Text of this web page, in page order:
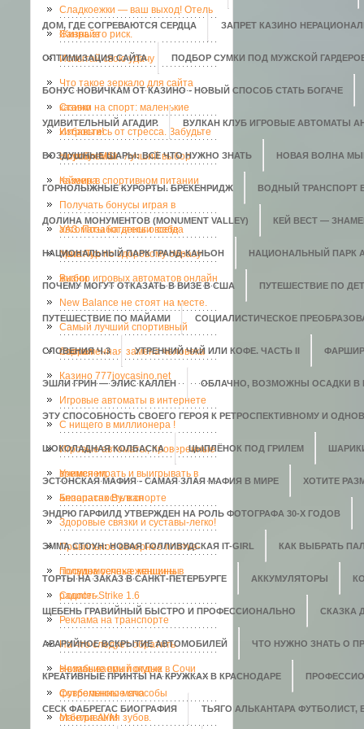
ДОМ, ГДЕ СОГРЕВАЮТСЯ СЕРДЦА ЗАПРЕТ КАЗИНО
ОПТИМИЗАЦИЯ САЙТА ПОДБОР СУМКИ ПОД МУЖСКОЙ
БОНУС НОВИЧКАМ ОТ КАЗИНО - НОВЫЙ СПОСОБ СТАТЬ БОГАЧЕ
УДИВИТЕЛЬНЫЙ АГАДИР. ВУЛКАН КЛУБ ИГРОВЫЕ АВТОМАТЫ
ВОЗДУШНЫЕ ШАРЫ: ВСЕ ЧТО НУЖНО ЗНАТЬ НОВАЯ ВОЛНА
ГОРНОЛЫЖНЫЕ КУРОРТЫ. БРЕКЕНРИДЖ ВОДНЫЙ ТРАНСПОРТ
ДОЛИНА МОНУМЕНТОВ (MONUMENT VALLEY) КЕЙ ВЕСТ —
НАЦИОНАЛЬНЫЙ ПАРК ГРАНД-КАНЬОН НАЦИОНАЛЬНЫЙ ПАРК
ПОЧЕМУ МОГУТ ОТКАЗАТЬ В ВИЗЕ В США ПУТЕШЕСТВИЕ ПО
ПУТЕШЕСТВИЕ ПО МАЙАМИ СОЦИАЛИСТИЧЕСКОЕ
СЛОВЕНИЯ Ч.3 УТРЕННИЙ ЧАЙ ИЛИ КОФЕ. ЧАСТЬ II
ЭШЛИ ГРИН — ЭЛИС КАЛЛЕН ОБЛАЧНО, ВОЗМОЖНЫ ОСАДКИ В
ЭТУ СПОСОБНОСТЬ СВОЕГО ГЕРОЯ К РЕТРОСПЕКТИВНОМУ И
ШОКОЛАДНАЯ КОЛБАСКА ЦЫПЛЁНОК ПОД ГРИЛЕМ
ЭСТОНСКАЯ МАФИЯ - САМАЯ ЗЛАЯ МАФИЯ В МИРЕ ХОТИТЕ
ЭНДРЮ ГАРФИЛД УТВЕРЖДЕН НА РОЛЬ ФОТОГРАФА 30-Х ГОДОВ
ЭММА СТОУН: НОВАЯ ГОЛЛИВУДСКАЯ IT-GIRL КАК ВЫБРАТЬ
ТОРТЫ НА ЗАКАЗ В САНКТ-ПЕТЕРБУРГЕ АККУМУЛЯТОРЫ
ЩЕБЕНЬ ГРАВИЙНЫЙ БЫСТРО И ПРОФЕССИОНАЛЬНО СКАЗКА
АВАРИЙНОЕ ВСКРЫТИЕ АВТОМОБИЛЕЙ ЧТО НУЖНО ЗНАТЬ О
КРЕАТИВНЫЕ ПРИНТЫ НА КРУЖКАХ В КРАСНОДАРЕ
СЕСК ФАБРЕГАС БИОГРАФИЯ ТЬЯГО АЛЬКАНТАРА ФУТБОЛИСТ,
Сладкоежки — ваш выход! Отель
Санрайз
Жизнь это риск.
Испытай свою удачу
Что такое зеркало для сайта
казино
Ставки на спорт: маленькие
хитрости!
Избавьтесь от стресса. Забудьте
о проблемах
Ноутбук MSI - лучший выбор
геймера
Казеин в спортивном питании
Получать бонусы играя в
автоматы на деньги всегда
приятно.
УАЗ. Позаботьтесь о себе
Мега-Тур по здоровому образу
жизни
Выбор игровых автоматов онлайн
New Balance не стоят на месте.
Самый лучший спортивный
портал
Современная замена человека
Казино 777joycasino.net
Игровые автоматы в интернете
C нищего в миллионера !
Игровые автоматы, проверенные
временем.
Учимся играть и выигрывать в
аппаратах Вулкан
Безопасность в спорте
Здоровые связки и суставы-легко!
Правильное вечернее платье-
полвина успеха женщины
Посудомоечные машины в
радость.
Counter-Strike 1.6
Реклама на транспорте
На что следует обратить
внимание при покупке
футбольного мяча
Незабываемый отдых в Сочи
Современные способы
отбеливания зубов.
Мантра АУМ